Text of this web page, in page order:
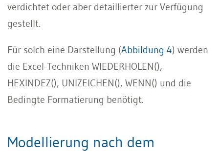
verdichtet oder aber detaillierter zur Verfügung
gestellt.
Für solch eine Darstellung (Abbildung 4) werden
die Excel-Techniken WIEDERHOLEN(),
HEXINDEZ(), UNIZEICHEN(), WENN() und die
Bedingte Formatierung benötigt.
Modellierung nach dem